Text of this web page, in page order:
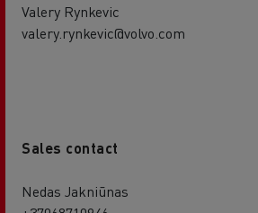
Valery Rynkevic
valery.rynkevic@volvo.com
Sales contact
Nedas Jakniūnas